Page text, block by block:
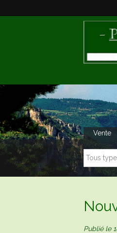
Vente
Tous
Publié le